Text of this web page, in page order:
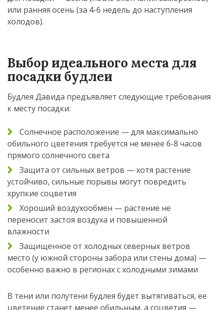
или ранняя осень (за 4-6 недель до наступления
холодов).
Выбор идеального места для
посадки будлеи
Будлея Давида предъявляет следующие требования
к месту посадки:
Солнечное расположение — для максимально
обильного цветения требуется не менее 6-8 часов
прямого солнечного света
Защита от сильных ветров — хотя растение
устойчиво, сильные порывы могут повредить
хрупкие соцветия
Хороший воздухообмен — растение не
переносит застоя воздуха и повышенной
влажности
Защищенное от холодных северных ветров
место (у южной стороны забора или стены дома) —
особенно важно в регионах с холодными зимами
В тени или полутени будлея будет вытягиваться, ее
цветение станет менее обильным, а соцветия —